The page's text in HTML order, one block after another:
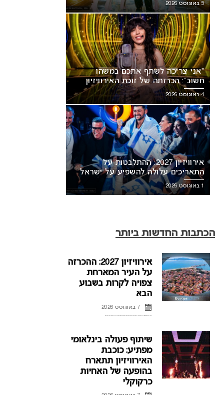
5 באוגוסט 2026
“אני צריכה לשתף אתכם במשהו
חשוב”: הכרזתה של זוכת האירוויזיון
מסעירה את הרשת
4 באוגוסט 2026
אירוויזיון 2027: ההתלבטות על
התאריכים עלולה להשפיע על ישראל
1 באוגוסט 2026
הכתבות החדשות ביותר
אירוויזיון 2027: ההכרזה
על העיר המארחת
צפויה לקרות בשבוע
הבא
7 באוגוסט 2026
שיתוף פעולה בינלאומי
מפתיע: כוכבת
האירוויזיון תתארח
בהופעה של האחיות
כרקוקלי